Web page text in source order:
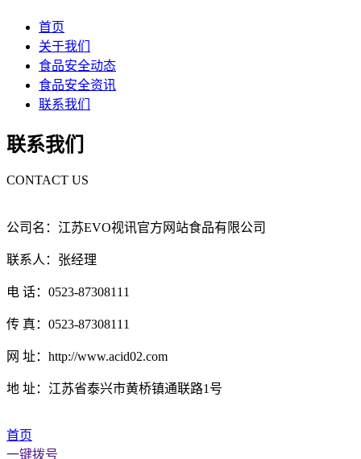
首页
关于我们
食品安全动态
食品安全资讯
联系我们
联系我们
CONTACT US
公司名：江苏EVO视讯官方网站食品有限公司
联系人：张经理
电 话：0523-87308111
传 真：0523-87308111
网 址：http://www.acid02.com
地 址：江苏省泰兴市黄桥镇通联路1号
首页
一键拨号